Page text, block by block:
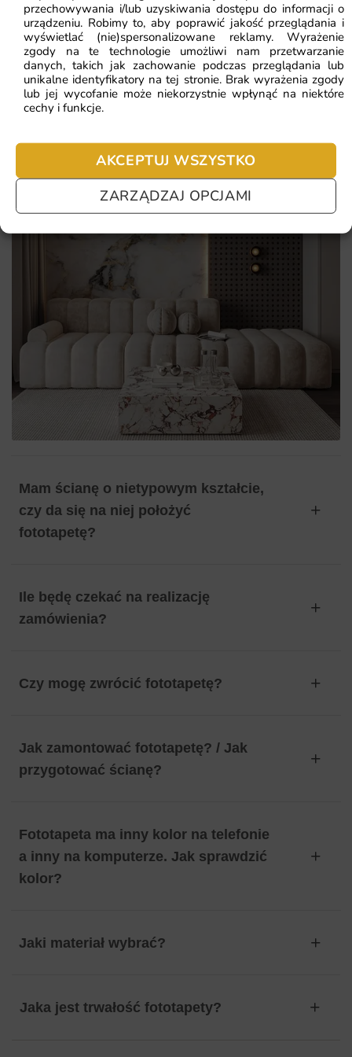
przechowywania i/lub uzyskiwania dostępu do informacji o
urządzeniu. Robimy to, aby poprawić jakość przeglądania i
wyświetlać (nie)spersonalizowane reklamy. Wyrażenie
zgody na te technologie umożliwi nam przetwarzanie
danych, takich jak zachowanie podczas przeglądania lub
unikalne identyfikatory na tej stronie. Brak wyrażenia zgody
lub jej wycofanie może niekorzystnie wpłynąć na niektóre
cechy i funkcje.
AKCEPTUJ WSZYSTKO
ZARZĄDZAJ OPCJAMI
ręcznie dobrana kompozycja zaprojektowana z myślą o
polskich wnętrzach
głębokie, nasycone barwy bez efektu „taniej fotografii"
praktyczna powierzchnia, którą można delikatnie przetrzeć
Najczęściej zadawane pytania
Pomagamy i doradzamy przy każdym zakupie. Ale jeżeli
nie chcesz czekać – sprawdź najczęściej zadawane pytania.
Mam ścianę o nietypowym kształcie,
czy da się na niej położyć
fototapetę?
Ile będę czekać na realizację
zamówienia?
Czy mogę zwrócić fototapetę?
Jak zamontować fototapetę? / Jak
przygotować ścianę?
Fototapeta ma inny kolor na telefonie
a inny na komputerze. Jak sprawdzić
kolor?
Jaki materiał wybrać?
Jaka jest trwałość fototapety?